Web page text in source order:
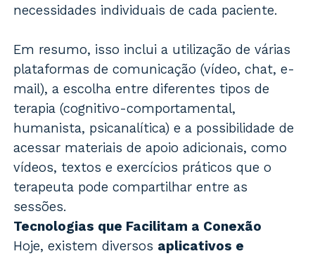
necessidades individuais de cada paciente.
Em resumo, isso inclui a utilização de várias
plataformas de comunicação (vídeo, chat, e-
mail), a escolha entre diferentes tipos de
terapia (cognitivo-comportamental,
humanista, psicanalítica) e a possibilidade de
acessar materiais de apoio adicionais, como
vídeos, textos e exercícios práticos que o
terapeuta pode compartilhar entre as
sessões.
Tecnologias que Facilitam a Conexão
Hoje, existem diversos aplicativos e